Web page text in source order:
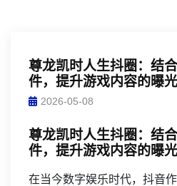
尊龙凯时人生抖圈：结
件，提升游戏内容的曝
2026-05-08
尊龙凯时人生抖圈：结
件，提升游戏内容的曝
在当今数字娱乐时代，抖音